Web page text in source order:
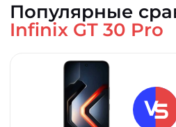
Популярные
Infinix GT 30 Pro